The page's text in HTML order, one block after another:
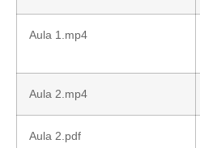
Aula 1.mp4
Aula 2.mp4
Aula 2.pdf